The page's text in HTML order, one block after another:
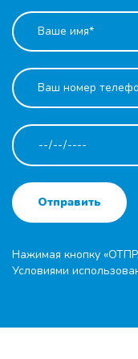
Отправить
Нажимая кнопку
Условиями